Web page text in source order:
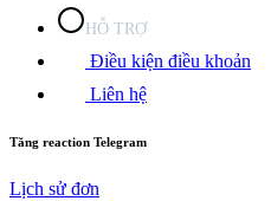
HỖ TRỢ
Điều kiện điều khoản
Liên hệ
Tăng reaction Telegram
Lịch sử đơn